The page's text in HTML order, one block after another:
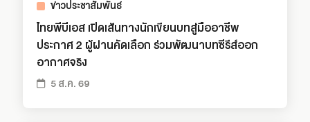
ข่าวประชาสัมพันธ์
ไทยพีบีเอส เปิดเส้นทางนักเขียนบทสู่มืออาชีพ
ประกาศ 2 ผู้ผ่านคัดเลือก ร่วมพัฒนาบทซีรีส์ออก
อากาศจริง
5 ส.ค. 69